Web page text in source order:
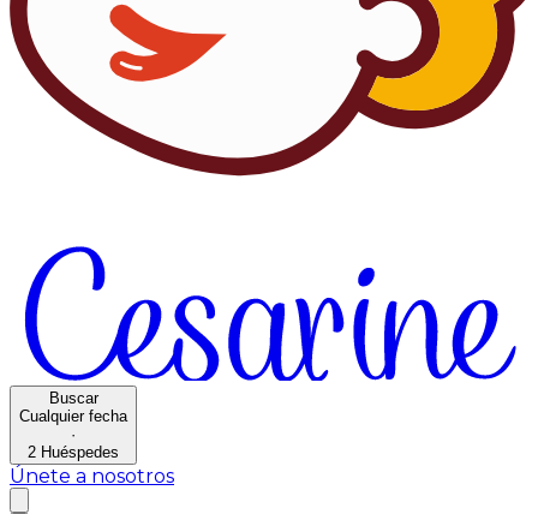
Buscar
Cualquier fecha
·
2 Huéspedes
Únete a nosotros